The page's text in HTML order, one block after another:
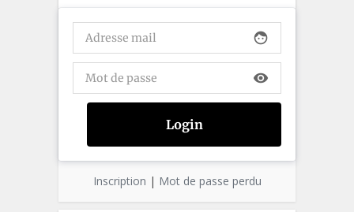
face
visibility
Inscription | Mot de passe perdu